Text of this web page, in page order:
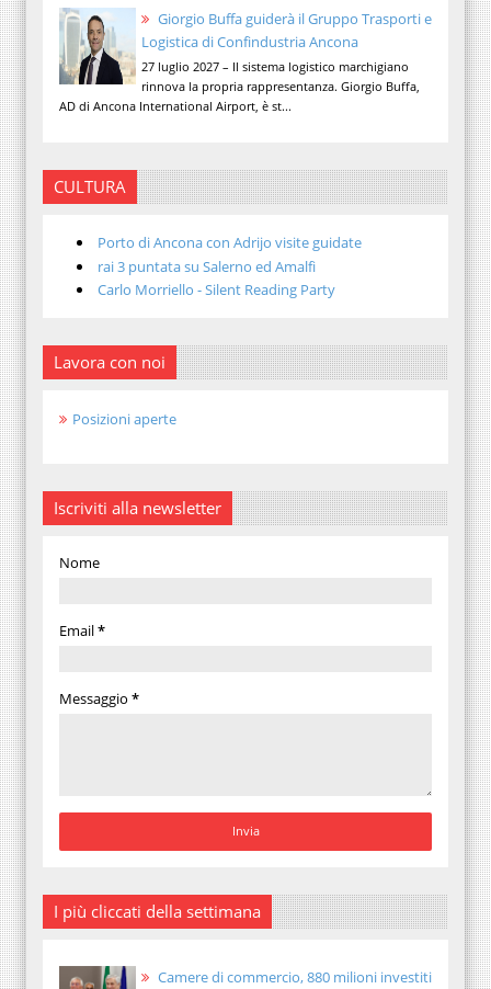
Giorgio Buffa guiderà il Gruppo Trasporti e
Logistica di Confindustria Ancona
27 luglio 2027 – Il sistema logistico marchigiano
rinnova la propria rappresentanza. Giorgio Buffa,
AD di Ancona International Airport, è st...
CULTURA
Porto di Ancona con Adrijo visite guidate
rai 3 puntata su Salerno ed Amalfi
Carlo Morriello - Silent Reading Party
Lavora con noi
Posizioni aperte
Iscriviti alla newsletter
Nome
Email*
Messaggio *
I più cliccati della settimana
Camere di commercio, 880 milioni investiti